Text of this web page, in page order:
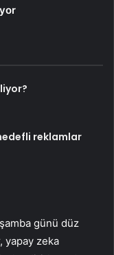
reklamlar
günü düz
yapay zeka